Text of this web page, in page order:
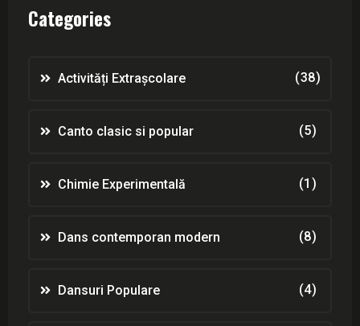
Categories
Activități Extrașcolare (38)
Canto clasic si popular (5)
Chimie Experimentală (1)
Dans contemporan modern (8)
Dansuri Populare (4)